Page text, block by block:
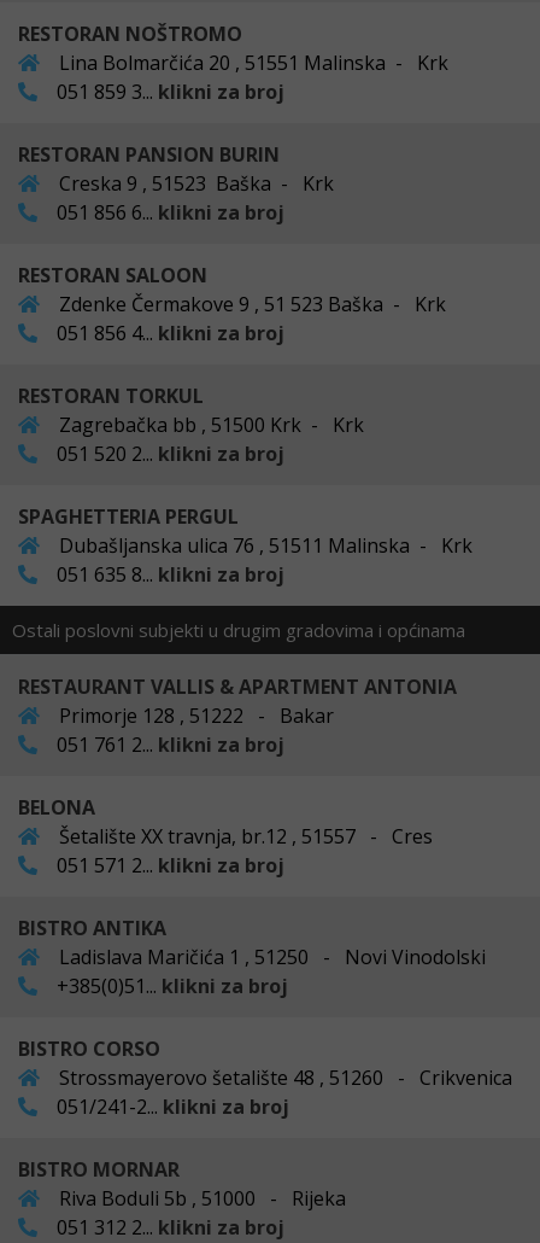
RESTORAN NOŠTROMO
Lina Bolmarčića 20 , 51551 Malinska - Krk
051 859 3... klikni za broj
RESTORAN PANSION BURIN
Creska 9 , 51523 Baška - Krk
051 856 6... klikni za broj
RESTORAN SALOON
Zdenke Čermakove 9 , 51 523 Baška - Krk
051 856 4... klikni za broj
RESTORAN TORKUL
Zagrebačka bb , 51500 Krk - Krk
051 520 2... klikni za broj
SPAGHETTERIA PERGUL
Dubašljanska ulica 76 , 51511 Malinska - Krk
051 635 8... klikni za broj
Ostali poslovni subjekti u drugim gradovima i općinama
RESTAURANT VALLIS & APARTMENT ANTONIA
Primorje 128 , 51222 - Bakar
051 761 2... klikni za broj
BELONA
Šetalište XX travnja, br.12 , 51557 - Cres
051 571 2... klikni za broj
BISTRO ANTIKA
Ladislava Maričića 1 , 51250 - Novi Vinodolski
+385(0)51... klikni za broj
BISTRO CORSO
Strossmayerovo šetalište 48 , 51260 - Crikvenica
051/241-2... klikni za broj
BISTRO MORNAR
Riva Boduli 5b , 51000 - Rijeka
051 312 2... klikni za broj